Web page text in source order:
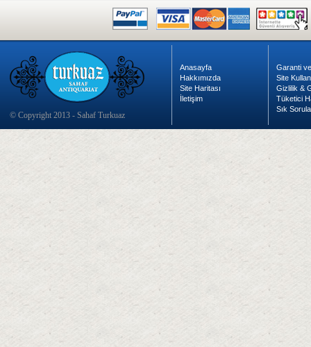
© Copyright 2013 - Sahaf Turkuaz
Anasayfa
Hakkımızda
Site Haritası
İletişim
Garanti
Site
Gizlilik &
Tüketici
Sık